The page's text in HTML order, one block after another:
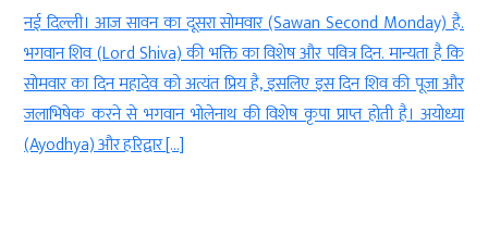
का दूसरा सोमवार (Sawan Second Monday) है.
की भक्ति का विशेष और पवित्र दिन. मान्यता है कि
को अत्यंत प्रिय है, इसलिए इस दिन शिव की पूजा और
भोलेनाथ की विशेष कृपा प्राप्त होती है। अयोध्या
[…]
कोलकाता। कोलकाता
(Plane) के साथ बड़ा
उतरने वाली थी,
light) की वजह से